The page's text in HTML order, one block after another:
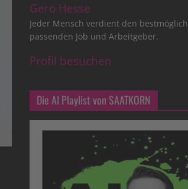
Gero Hesse
Jeder Mensch verdient den bestmöglich
passenden Job und Arbeitgeber.
Profil besuchen
Die AI Playlist von SAATKORN